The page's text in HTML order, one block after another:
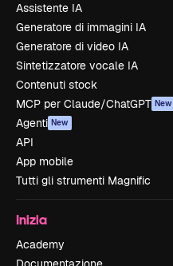
Assistente IA
Generatore di immagini IA
Generatore di video IA
Sintetizzatore vocale IA
Contenuti stock
MCP per Claude/ChatGPT New
Agenti New
API
App mobile
Tutti gli strumenti Magnific
Inizia
Academy